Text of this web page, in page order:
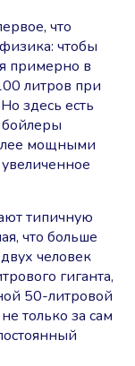
что
чтобы
примерно в
литров при
здесь есть
мощными
типичную
что больше
человек
гиганта,
50-литровой
только за сам